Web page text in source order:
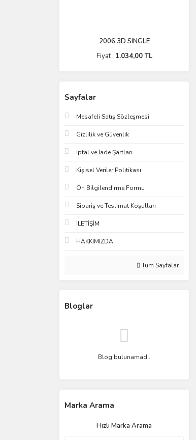
2006 3D SINGLE
Fiyat : 1.034,00 TL
Sayfalar
Mesafeli Satış Sözleşmesi
Gizlilik ve Güvenlik
İptal ve İade Şartları
Kişisel Veriler Politikası
Ön Bilgilendirme Formu
Sipariş ve Teslimat Koşulları
İLETİŞİM
HAKKIMIZDA
Tüm Sayfalar
Bloglar
Blog bulunamadı.
Marka Arama
Hızlı Marka Arama